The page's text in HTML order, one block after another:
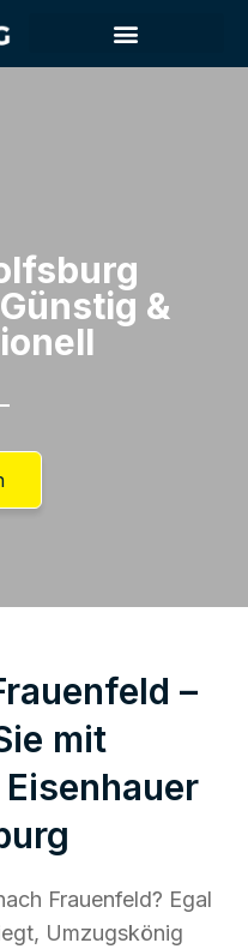
&
–
mit
Frauenfeld? Egal
Umzugskönig